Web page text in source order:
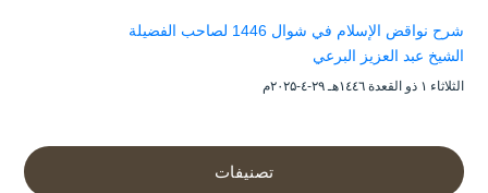
شرح نواقض الإسلام في شوال 1446 لصاحب الفضيلة
الشيخ عبد العزيز البرعي
الثلاثاء ۱ ذو القعدة ۱٤٤٦هـ ۲۹-٤-۲۰۲۵م
تصنيفات